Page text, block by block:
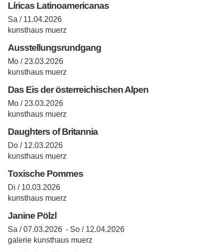
Líricas Latinoamericanas
Sa / 11.04.2026
kunsthaus muerz
Ausstellungsrundgang
Mo / 23.03.2026
kunsthaus muerz
Das Eis der österreichischen Alpen
Mo / 23.03.2026
kunsthaus muerz
Daughters of Britannia
Do / 12.03.2026
kunsthaus muerz
Toxische Pommes
Di / 10.03.2026
kunsthaus muerz
Janine Pölzl
Sa / 07.03.2026 - So / 12.04.2026
galerie kunsthaus muerz